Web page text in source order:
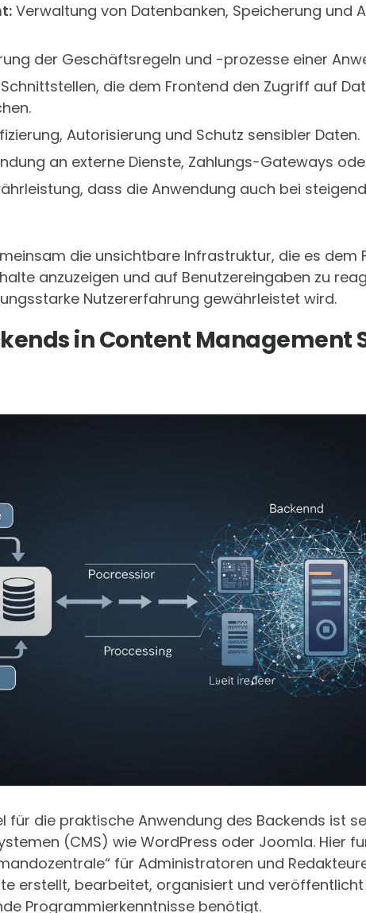
Verwaltung von Datenbanken, Speicherung und
der Geschäftsregeln und -prozesse einer
die dem Frontend den Zugriff auf
Autorisierung und Schutz sensibler Daten.
an externe Dienste, Zahlungs-Gateways
dass die Anwendung auch bei
die unsichtbare Infrastruktur, die es dem
anzuzeigen und auf Benutzereingaben zu
Nutzererfahrung gewährleistet wird.
in Content Management
für die praktische Anwendung des Backends ist
(CMS) wie WordPress oder Joomla. Hier
für Administratoren und
erstellt, bearbeitet, organisiert und
Programmierkenntnisse benötigt.